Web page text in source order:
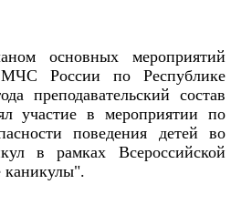
основных мероприятий
МЧС России по Республике
преподавательский состав
участие в мероприятии по
поведения детей во
в рамках Всероссийской